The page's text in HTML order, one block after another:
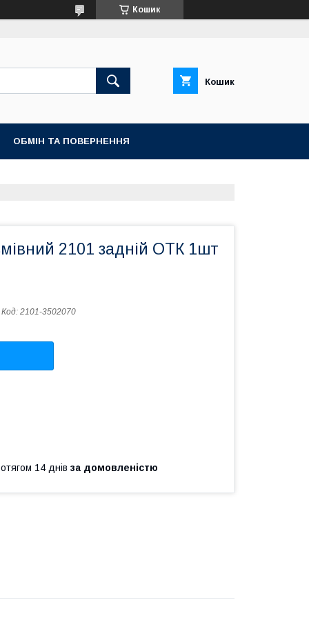
Кошик
Кошик
ОБМІН ТА ПОВЕРНЕННЯ
2101 задній ОТК 1шт
Код: 2101-3502070
14 днів за домовленістю